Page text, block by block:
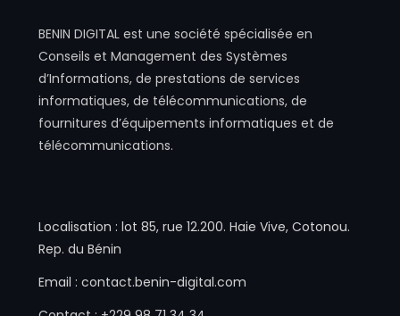
BENIN DIGITAL est une société spécialisée en
Conseils et Management des Systèmes
d’Informations, de prestations de services
informatiques, de télécommunications, de
fournitures d’équipements informatiques et de
télécommunications.
Localisation : lot 85, rue 12.200. Haie Vive, Cotonou.
Rep. du Bénin
Email : contact.benin-digital.com